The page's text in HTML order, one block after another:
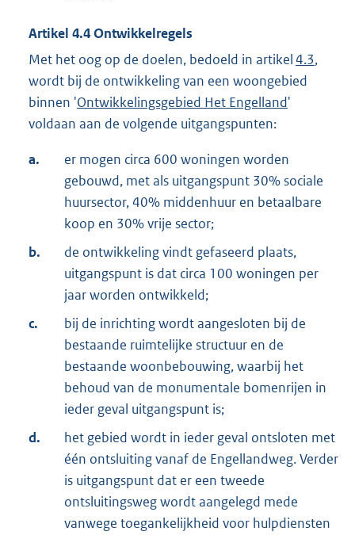
Artikel 4.4Ontwikkelregels
Met het oog op de doelen, bedoeld in artikel 4.3,
wordt bij de ontwikkeling van een woongebied
binnen 'Ontwikkelingsgebied Het Engelland'
voldaan aan de volgende uitgangspunten:
a.
er mogen circa 600 woningen worden
gebouwd, met als uitgangspunt 30% sociale
huursector, 40% middenhuur en betaalbare
koop en 30% vrije sector;
b.
de ontwikkeling vindt gefaseerd plaats,
uitgangspunt is dat circa 100 woningen per
jaar worden ontwikkeld;
c.
bij de inrichting wordt aangesloten bij de
bestaande ruimtelijke structuur en de
bestaande woonbebouwing, waarbij het
behoud van de monumentale bomenrijen in
ieder geval uitgangspunt is;
d.
het gebied wordt in ieder geval ontsloten met
één ontsluiting vanaf de Engellandweg. Verder
is uitgangspunt dat er een tweede
ontsluitingsweg wordt aangelegd mede
vanwege toegankelijkheid voor hulpdiensten